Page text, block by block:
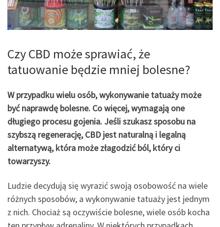
Czy CBD może sprawiać, że
tatuowanie będzie mniej bolesne?
W przypadku wielu osób, wykonywanie tatuaży może
być naprawdę bolesne. Co więcej, wymagają one
długiego procesu gojenia. Jeśli szukasz sposobu na
szybszą regenerację, CBD jest naturalną i legalną
alternatywą, która może złagodzić ból, który ci
towarzyszy.
Ludzie decydują się wyrazić swoją osobowość na wiele
różnych sposobów, a wykonywanie tatuaży jest jednym
z nich. Chociaż są oczywiście bolesne, wiele osób kocha